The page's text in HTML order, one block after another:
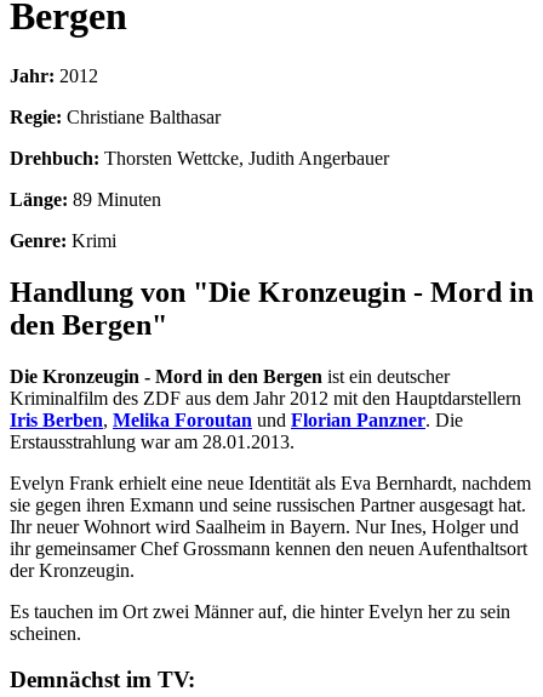
Bergen
Jahr: 2012
Regie: Christiane Balthasar
Drehbuch: Thorsten Wettcke, Judith Angerbauer
Länge: 89 Minuten
Genre: Krimi
Handlung von "Die Kronzeugin - Mord in
den Bergen"
Die Kronzeugin - Mord in den Bergen ist ein deutscher
Kriminalfilm des ZDF aus dem Jahr 2012 mit den Hauptdarstellern
Iris Berben, Melika Foroutan und Florian Panzner. Die
Erstausstrahlung war am 28.01.2013.
Evelyn Frank erhielt eine neue Identität als Eva Bernhardt, nachdem
sie gegen ihren Exmann und seine russischen Partner ausgesagt hat.
Ihr neuer Wohnort wird Saalheim in Bayern. Nur Ines, Holger und
ihr gemeinsamer Chef Grossmann kennen den neuen Aufenthaltsort
der Kronzeugin.
Es tauchen im Ort zwei Männer auf, die hinter Evelyn her zu sein
scheinen.
Demnächst im TV: